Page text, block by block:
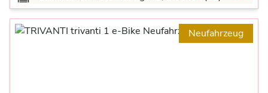
Neufahrzeug